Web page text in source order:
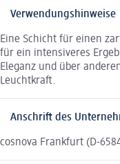
Verwendungshinweise
Eine Schicht für einen
für ein intensiveres
Eleganz und über
Leuchtkraft.
Anschrift des
cosnova Frankfurt (D-